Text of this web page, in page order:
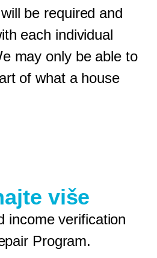
be required and
each individual
may only be able to
of what a house
više
income verification
Program.